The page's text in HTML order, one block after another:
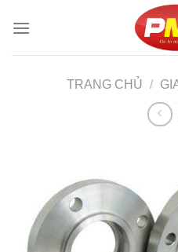
TRANG CHỦ /